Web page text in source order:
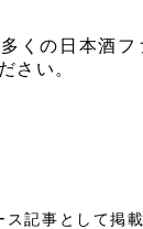
くの日本酒フ
さい。
記事として掲載